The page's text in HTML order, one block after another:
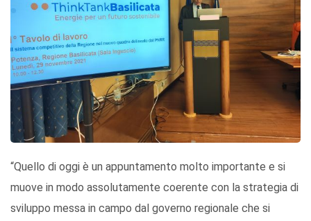
“Quello di oggi è un appuntamento molto importante e si
muove in modo assolutamente coerente con la strategia di
sviluppo messa in campo dal governo regionale che si